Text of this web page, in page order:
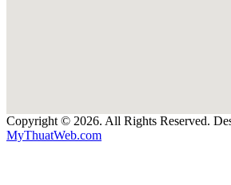
Copyright © 2026. All Rights Reserved.
MyThuatWeb.com